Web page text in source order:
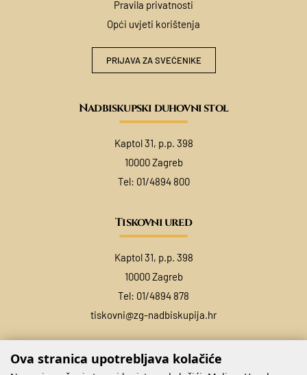
Pravila privatnosti
Opći uvjeti korištenja
PRIJAVA ZA SVEĆENIKE
Nadbiskupski duhovni stol
Kaptol 31, p.p. 398
10000 Zagreb
Tel: 01/4894 800
Tiskovni ured
Kaptol 31, p.p. 398
10000 Zagreb
Tel: 01/4894 878
tiskovni@zg-nadbiskupija.hr
Ova stranica upotrebljava kolačiće